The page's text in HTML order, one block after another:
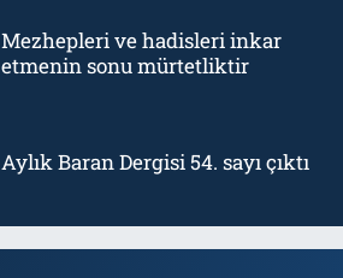
Mezhepleri ve hadisleri inkar
etmenin sonu mürtetliktir
Aylık Baran Dergisi 54. sayı çıktı